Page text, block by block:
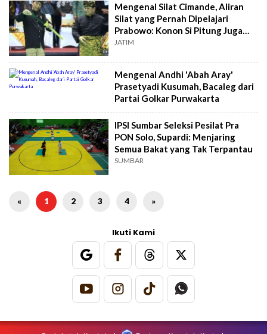
Mengenal Silat Cimande, Aliran
Silat yang Pernah Dipelajari
Prabowo: Konon Si Pitung Juga
Menekuni
JATIM
Mengenal Andhi 'Abah Aray'
Prasetyadi Kusumah, Bacaleg dari
Partai Golkar Purwakarta
IPSI Sumbar Seleksi Pesilat Pra
PON Solo, Supardi: Menjaring
Semua Bakat yang Tak Terpantau
SUMBAR
« 1 2 3 4 »
Ikuti Kami